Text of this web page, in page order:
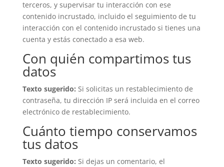
terceros, y supervisar tu interacción con ese
contenido incrustado, incluido el seguimiento de tu
interacción con el contenido incrustado si tienes una
cuenta y estás conectado a esa web.
Con quién compartimos tus
datos
Texto sugerido: Si solicitas un restablecimiento de
contraseña, tu dirección IP será incluida en el correo
electrónico de restablecimiento.
Cuánto tiempo conservamos
tus datos
Texto sugerido: Si dejas un comentario, el